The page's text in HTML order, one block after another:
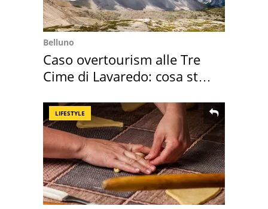
Belluno
Caso overtourism alle Tre
Cime di Lavaredo: cosa sta
LIFESTYLE